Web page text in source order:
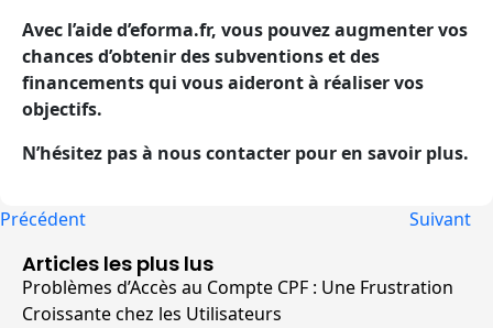
Avec l’aide d’eforma.fr, vous pouvez augmenter vos
chances d’obtenir des subventions et des
financements qui vous aideront à réaliser vos
objectifs.
N’hésitez pas à nous contacter pour en savoir plus.
Précédent Suivant
Articles les plus lus
Problèmes d’Accès au Compte CPF : Une Frustration
Croissante chez les Utilisateurs